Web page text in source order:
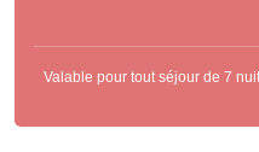
Valable pour tout séjour de 7